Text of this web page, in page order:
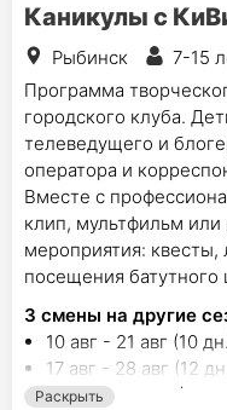
Каникулы с
Рыбинск
7-15
Программа
городского клуба.
телеведущего и
оператора и
Вместе с
клип, мультфильм
мероприятия: квесты,
посещения батутного
3 смены на другие
10 авг - 21 авг (10
17 авг - 28 авг (12
24 авг - 28 авг (10
Раскрыть